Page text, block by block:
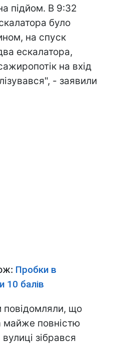
підйом. В 9:32
було
на спуск
ескалатора,
на вхід
- заявили
Пробки в
10 балів
повідомляли, що
майже повністю
зібрався